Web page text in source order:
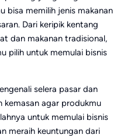
bisa memilih jenis makanan
Dari keripik kentang
dan makanan tradisional,
pilih untuk memulai bisnis
selera pasar dan
kemasan agar produkmu
untuk memulai bisnis
meraih keuntungan dari